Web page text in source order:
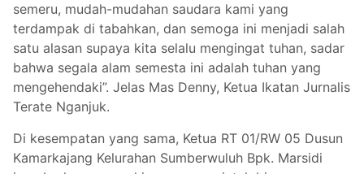
semeru, mudah-mudahan saudara kami yang
terdampak di tabahkan, dan semoga ini menjadi salah
satu alasan supaya kita selalu mengingat tuhan, sadar
bahwa segala alam semesta ini adalah tuhan yang
mengehendaki”. Jelas Mas Denny, Ketua Ikatan Jurnalis
Terate Nganjuk.
Di kesempatan yang sama, Ketua RT 01/RW 05 Dusun
Kamarkajang Kelurahan Sumberwuluh Bpk. Marsidi